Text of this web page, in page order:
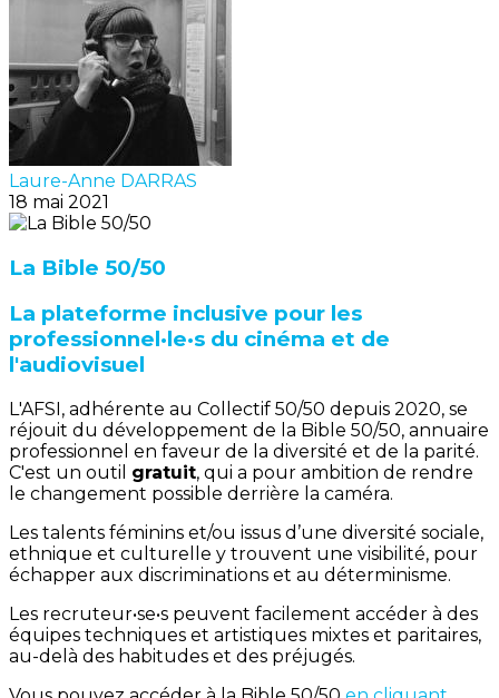
Laure-Anne DARRAS
18 mai 2021
La Bible 50/50
La plateforme inclusive pour les
professionnel·le·s du cinéma et de
l'audiovisuel
L'AFSI, adhérente au Collectif 50/50 depuis 2020, se
réjouit du développement de la Bible 50/50, annuaire
professionnel en faveur de la diversité et de la parité.
C'est un outil gratuit, qui a pour ambition de rendre
le changement possible derrière la caméra.
Les talents féminins et/ou issus d’une diversité sociale,
ethnique et culturelle y trouvent une visibilité, pour
échapper aux discriminations et au déterminisme.
Les recruteur•se•s peuvent facilement accéder à des
équipes techniques et artistiques mixtes et paritaires,
au-delà des habitudes et des préjugés.